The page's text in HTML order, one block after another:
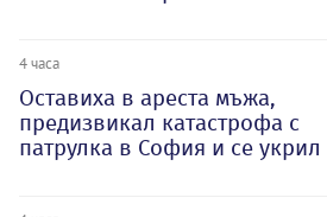
4 часа
Оставиха в ареста мъжа,
предизвикал катастрофа с
патрулка в София и се укрил